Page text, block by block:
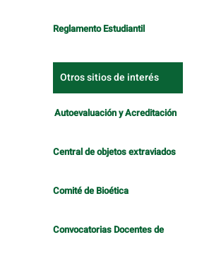
Reglamento Estudiantil
Otros sitios de interés
Autoevaluación y Acreditación
Central de objetos extraviados
Comité de Bioética
Convocatorias Docentes de